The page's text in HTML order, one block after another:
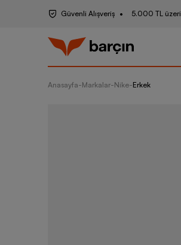
Güvenli Alışveriş 5.000 TL üzeri
Anasayfa-Markalar-Nike-Erkek